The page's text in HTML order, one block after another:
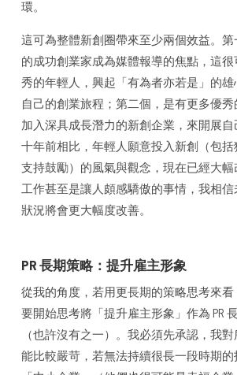
環。
這可為整體新創圈帶來至少兩個效益。
的成功創業家成為媒體報導的焦點，這
秀的年輕人，興起「有為者亦若是」的
自己的創業旅程；第二個，是有更多優
加入深具成長潛力的新創企業，來開展
十年前相比，年輕人願意投入新創（包
支持鼓勵）的風氣與觀念，現在已經大
工作甚至是讓人頗感驕傲的事情，我相
狀況將會更大幅度改善。
PR 長期策略：提升雇主形象
從我的角度，若用更長期的策略思考來看
要開始思考將「提升雇主形象」作為 PR
（也許沒有之一）。我必須先承認，我
能比較嚴苛，若無法持續很長一段時期